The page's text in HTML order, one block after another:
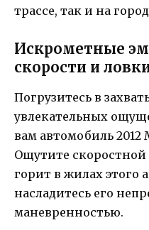
трассе, так и на
Искрометные
скорости и
Погрузитесь в
увлекательных
вам автомобиль 2012
Ощутите
горит в жилах этого
насладитесь его
маневренностью.